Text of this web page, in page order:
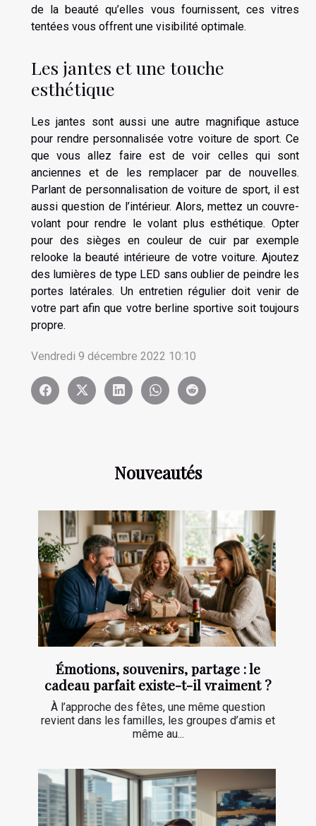
Nouveautés
Émotions, souvenirs, partage : le
cadeau parfait existe-t-il vraiment ?
À l’approche des fêtes, une même question
revient dans les familles, les groupes d’amis et
même au...
de la beauté qu’elles vous fournissent, ces vitres
tentées vous offrent une visibilité optimale.
Les jantes et une touche
esthétique
Les jantes sont aussi une autre magnifique astuce
pour rendre personnalisée votre voiture de sport. Ce
que vous allez faire est de voir celles qui sont
anciennes et de les remplacer par de nouvelles.
Parlant de personnalisation de voiture de sport, il est
aussi question de l’intérieur. Alors, mettez un couvre-
volant pour rendre le volant plus esthétique. Opter
pour des sièges en couleur de cuir par exemple
relooke la beauté intérieure de votre voiture. Ajoutez
des lumières de type LED sans oublier de peindre les
portes latérales. Un entretien régulier doit venir de
votre part afin que votre berline sportive soit toujours
propre.
Vendredi 9 décembre 2022 10:10